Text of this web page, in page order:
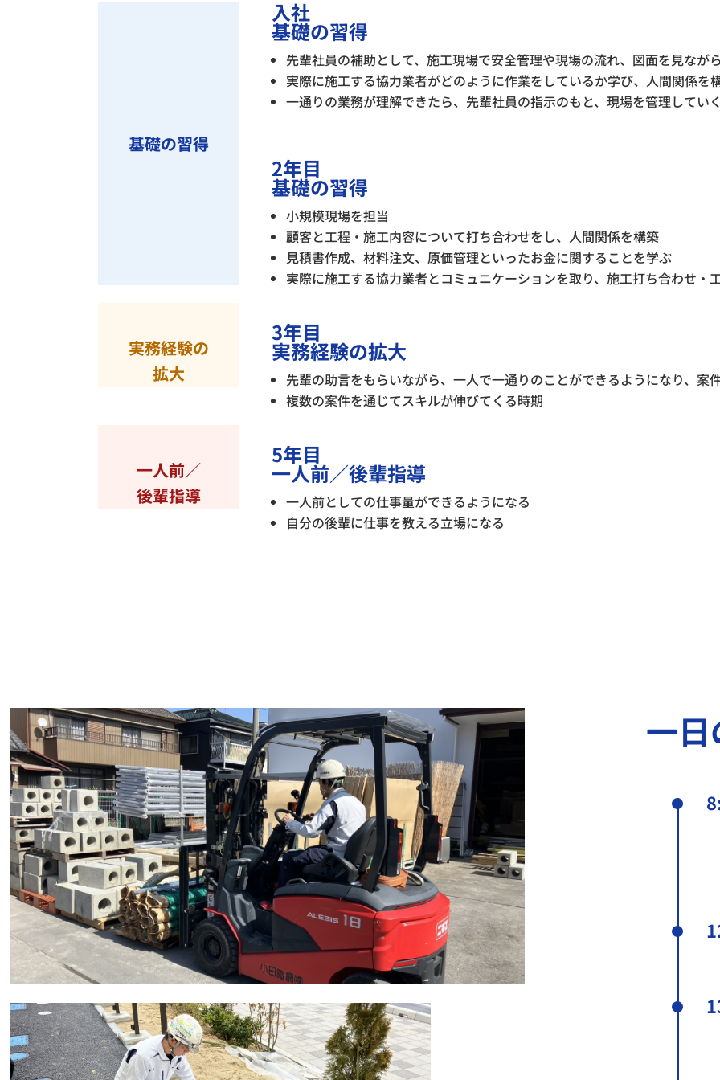
基礎の習得
入社
基礎の習得
先輩社員の補助として、施工現場で安全管理や現場の流れ、図面を見なが
実際に施工する協力業者がどのように作業をしているか学び、人間関係を
一通りの業務が理解できたら、先輩社員の指示のもと、現場を管理していく
2年目
基礎の習得
小規模現場を担当
顧客と工程・施工内容について打ち合わせをし、人間関係を構築
見積書作成、材料注文、原価管理といったお金に関することを学ぶ
実際に施工する協力業者とコミュニケーションを取り、施工打ち合わせ・
実務経験の
拡大
3年目
実務経験の拡大
先輩の助言をもらいながら、一人で一通りのことができるようになり、案
複数の案件を通じてスキルが伸びてくる時期
一人前／
後輩指導
5年目
一人前／後輩指導
一人前としての仕事量ができるようになる
自分の後輩に仕事を教える立場になる
一日